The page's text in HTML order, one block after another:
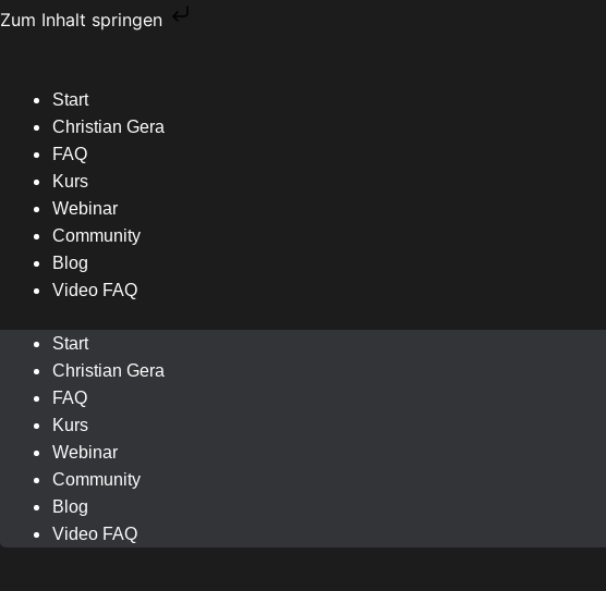
Zum Inhalt springen
Zum
Start
Christian Gera
FAQ
Kurs
Webinar
Community
Blog
Video FAQ
Start
Christian Gera
FAQ
Kurs
Webinar
Community
Blog
Video FAQ